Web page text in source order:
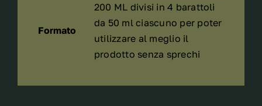
Corpo
quantità
Formato
200 ML divisi in 4 barattoli
da 50 ml ciascuno per poter
utilizzare al meglio il
prodotto senza sprechi